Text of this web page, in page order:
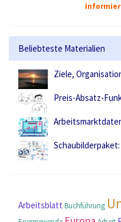
Beliebteste Materialien
Ziele,
Preis-Absatz-
Arbeitsblatt Buchführung